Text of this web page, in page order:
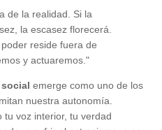
de la realidad. Si la
la escasez florecerá.
reside fuera de
y actuaremos."
emerge como uno de los
nuestra autonomía.
tu voz interior, tu verdad